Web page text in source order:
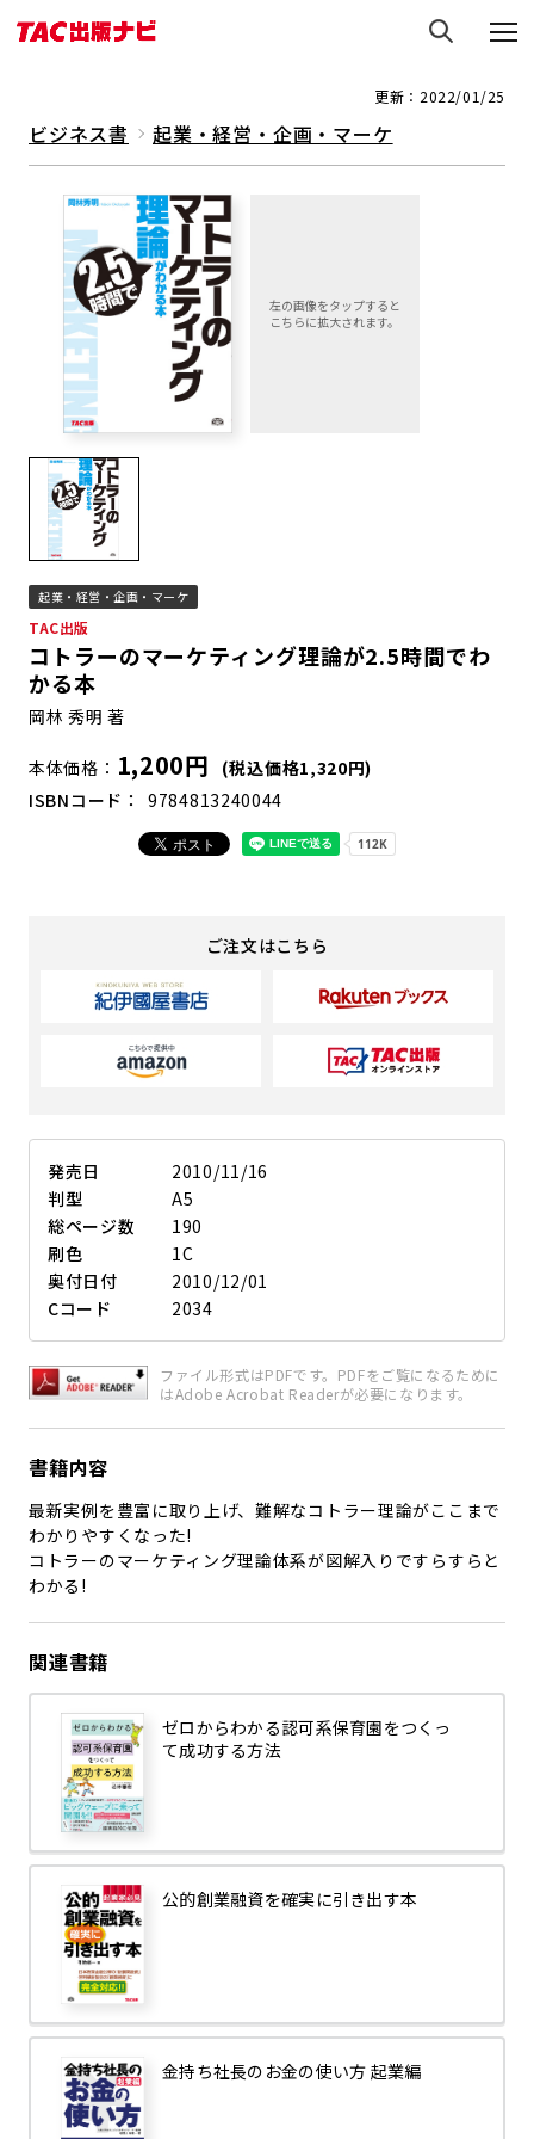
更新：2022/01/25
ビジネス書 起業・経営・企画・マーケ
起業・経営・企画・マーケ
TAC出版
コトラーのマーケティング理論が2.5時間でわ
かる本
岡林 秀明 著
本体価格 1,200円
(税込価格1,320円)
ISBNコード
9784813240044
ご注文はこちら
発売日
2010/11/16
判型
A5
総ページ数
190
刷色
1C
奥付日付
2010/12/01
Cコード
2034
ファイル形式はPDFです。PDFをご覧になるために
はAdobe Acrobat Readerが必要になります。
書籍内容
最新実例を豊富に取り上げ、難解なコトラー理論がここまで
わかりやすくなった!
コトラーのマーケティング理論体系が図解入りですらすらと
わかる!
関連書籍
ゼロからわかる認可系保育園をつくっ
て成功する方法
公的創業融資を確実に引き出す本
金持ち社長のお金の使い方 起業編